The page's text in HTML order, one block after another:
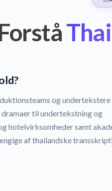
og undertekstere
til undertekstning og
hotelvirksomheder samt
af thailandske